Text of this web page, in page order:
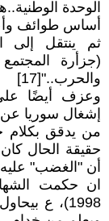
الوحدة
أساس طوائف
ثم ينتقل إلى
(جزأرة
والحرب.."[17]
وعزف أيضًا
إشغال سوريا
من يدقق بكلام
حقيقة الحال
أن "الغضب" عليه
ان حكمت
1998)، ع